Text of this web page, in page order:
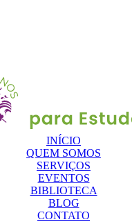
INÍCIO
QUEM SOMOS
SERVIÇOS
EVENTOS
BIBLIOTECA
BLOG
CONTATO